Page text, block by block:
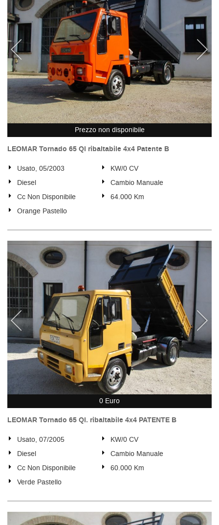
Prezzo non disponibile
LEOMAR Tornado 65 Ql ribaltabile 4x4 Patente B
Usato, 05/2003
KW/0 CV
Diesel
Cambio Manuale
Cc Non Disponibile
64.000 Km
Orange Pastello
0 Euro
LEOMAR Tornado 65 Ql. ribaltabile 4x4 PATENTE B
Usato, 07/2005
KW/0 CV
Diesel
Cambio Manuale
Cc Non Disponibile
60.000 Km
Verde Pastello